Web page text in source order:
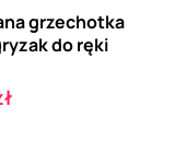
grzechotka
do ręki